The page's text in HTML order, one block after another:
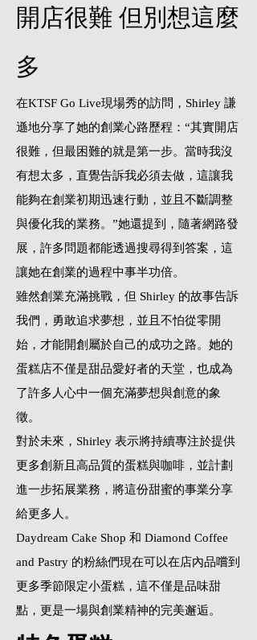
​開店很難 但別想這麼
多
在KTSF Go Live現場秀的訪問，Shirley 謙
遜地分享了她的創業心路歷程：“其實開店
很難，但最困難的就是第一步。當時我沒
有想太多，直覺告訴我必須去做，這讓我
能夠在創業初期迅速行動，並且不斷調整
與優化我的業務。”她還提到，隨著網路發
展，許多問題都能透過搜尋得到答案，這
讓她在創業的過程中事半功倍。
雖然創業充滿挑戰，但 Shirley 的故事告訴
我們，勇敢追求夢想，並且不怕從零開
始，才能開創屬於自己的成功之路。她的
蛋糕店不僅是甜品愛好者的天堂，也成為
了許多人心中一個充滿夢想與創意的象
徵。
對於未來，Shirley 表示將持續專注於提供
更多創新且高品質的蛋糕與咖啡，並計劃
進一步拓展業務，將這份甜蜜的事業分享
給更多人。
Daydream Cake Shop 和 Diamond Coffee
and Pastry 的粉絲們現在可以在店內品嚐到
更多季節限定小蛋糕，這不僅是品味甜
點，更是一場與創業精神的完美邂逅。